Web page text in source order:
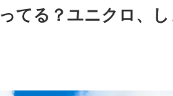
てる？ユニクロ、